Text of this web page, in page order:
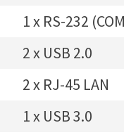
1 x RS-232
2 x USB 2.0
2 x RJ-45 LAN
1 x USB 3.0